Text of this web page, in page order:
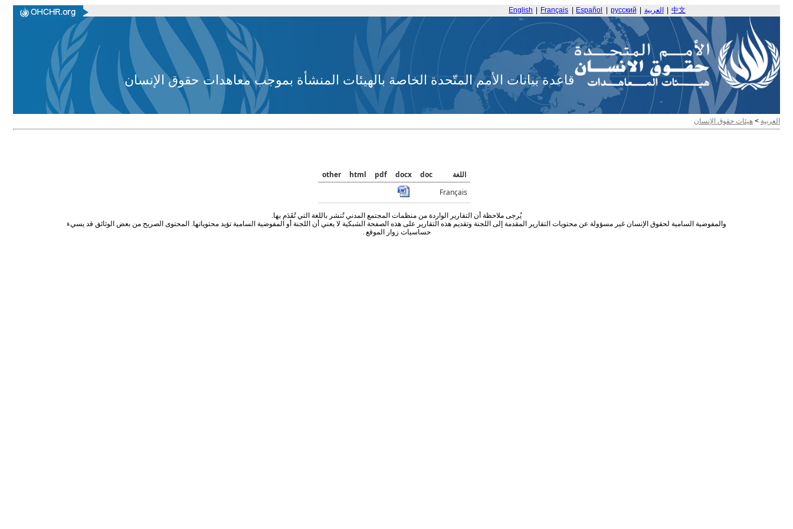
English Français Español русский العربية 中文
قاعدة بيانات الأمم المتّحدة الخاصة بالهيئات المنشأة بموجب معاهدات حقوق الإنسان
العربية > هيئات حقوق الإنسان
اللغة doc
docx
pdf
html
other
Français
يُرجى ملاحظة أن التقارير الواردة من منظمات المجتمع المدني تُنشر باللغة التي تُقَدَم بها.
والمفوضية السامية لحقوق الإنسان غير مسؤولة عن محتويات التقارير المقدمة إلى اللجنة وتقديم هذه التقارير على هذه الصفحة الشبكية لا يعني أن اللجنة أو المفوضية السامية تؤيد محتوياتها. المحتوى الصريح من بعض الوثائق قد يسيء
حساسيات زوار الموقع .